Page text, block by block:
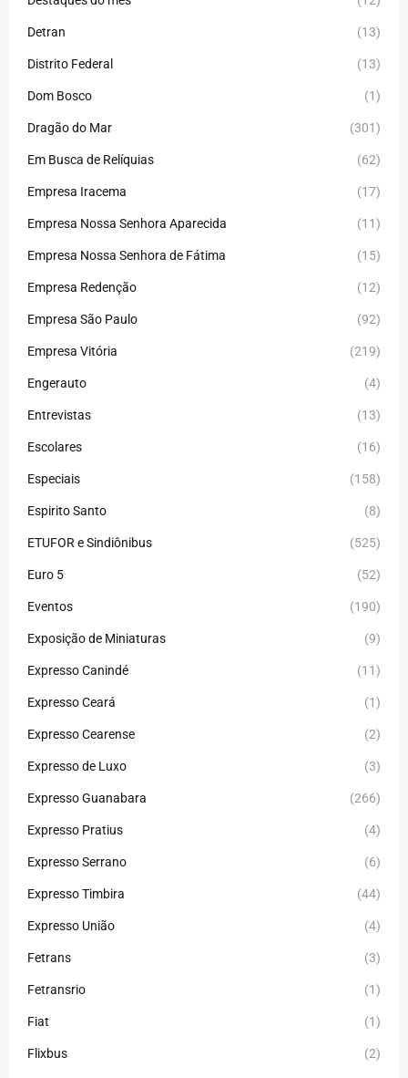
Detran (13)
Distrito Federal (13)
Dom Bosco (1)
Dragão do Mar (301)
Em Busca de Relíquias (62)
Empresa Iracema (17)
Empresa Nossa Senhora Aparecida (11)
Empresa Nossa Senhora de Fátima (15)
Empresa Redenção (12)
Empresa São Paulo (92)
Empresa Vitória (219)
Engerauto (4)
Entrevistas (13)
Escolares (16)
Especiais (158)
Espirito Santo (8)
ETUFOR e Sindiônibus (525)
Euro 5 (52)
Eventos (190)
Exposição de Miniaturas (9)
Expresso Canindé (11)
Expresso Ceará (1)
Expresso Cearense (2)
Expresso de Luxo (3)
Expresso Guanabara (266)
Expresso Pratius (4)
Expresso Serrano (6)
Expresso Timbira (44)
Expresso União (4)
Fetrans (3)
Fetransrio (1)
Fiat (1)
Flixbus (2)